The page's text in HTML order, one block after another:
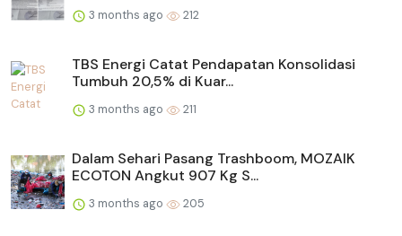
3 months ago 212
TBS Energi Catat Pendapatan Konsolidasi
Tumbuh 20,5% di Kuar...
3 months ago 211
Dalam Sehari Pasang Trashboom, MOZAIK
ECOTON Angkut 907 Kg S...
3 months ago 205